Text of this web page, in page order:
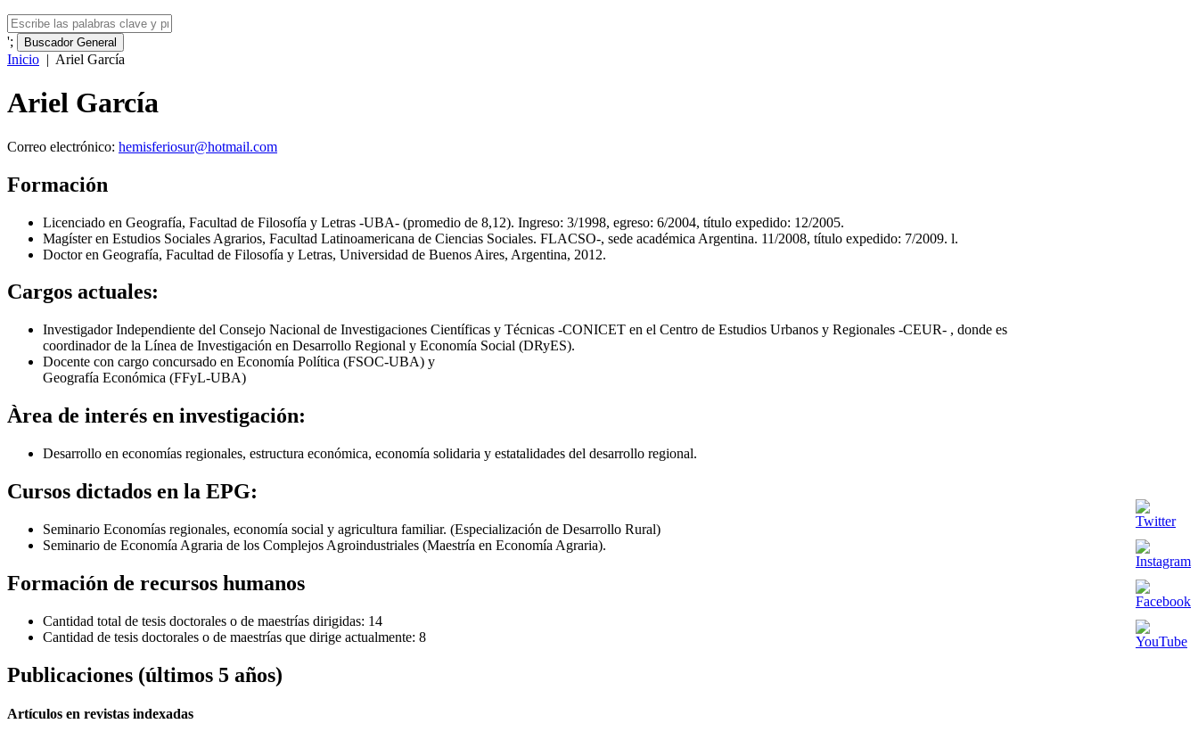
'; Buscador General
Inicio | Ariel García
Ariel García
Correo electrónico: hemisferiosur@hotmail.com
Formación
Licenciado en Geografía, Facultad de Filosofía y Letras -UBA- (promedio de 8,12). Ingreso: 3/1998, egreso: 6/2004, título expedido: 12/2005.
Magíster en Estudios Sociales Agrarios, Facultad Latinoamericana de Ciencias Sociales. FLACSO-, sede académica Argentina. 11/2008, título expedido: 7/2009. l.
Doctor en Geografía, Facultad de Filosofía y Letras, Universidad de Buenos Aires, Argentina, 2012.
Cargos actuales:
Investigador Independiente del Consejo Nacional de Investigaciones Científicas y Técnicas -CONICET en el Centro de Estudios Urbanos y Regionales -CEUR- , donde es
coordinador de la Línea de Investigación en Desarrollo Regional y Economía Social (DRyES).
Docente con cargo concursado en Economía Política (FSOC-UBA) y
Geografía Económica (FFyL-UBA)
Àrea de interés en investigación:
Desarrollo en economías regionales, estructura económica, economía solidaria y estatalidades del desarrollo regional.
Cursos dictados en la EPG:
Seminario Economías regionales, economía social y agricultura familiar. (Especialización de Desarrollo Rural)
Seminario de Economía Agraria de los Complejos Agroindustriales (Maestría en Economía Agraria).
Formación de recursos humanos
Cantidad total de tesis doctorales o de maestrías dirigidas: 14
Cantidad de tesis doctorales o de maestrías que dirige actualmente: 8
Publicaciones (últimos 5 años)
Artículos en revistas indexadas